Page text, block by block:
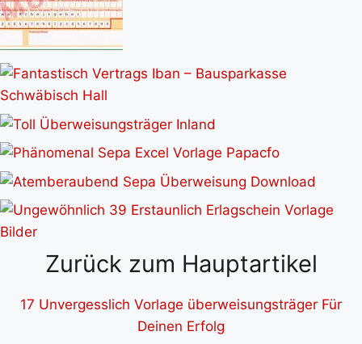
Zurück zum Hauptartikel
17 Unvergesslich Vorlage überweisungsträger Für
Deinen Erfolg